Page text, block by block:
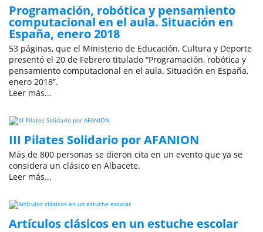
Programación, robótica y pensamiento
computacional en el aula. Situación en
España, enero 2018
53 páginas, que el Ministerio de Educación, Cultura y Deporte
presentó el 20 de Febrero titulado “Programación, robótica y
pensamiento computacional en el aula. Situación en España,
enero 2018”.
Leer más...
III Pilates Solidario por AFANION
Más de 800 personas se dieron cita en un evento que ya se
considera un clásico en Albacete.
Leer más...
Artículos clásicos en un estuche escolar